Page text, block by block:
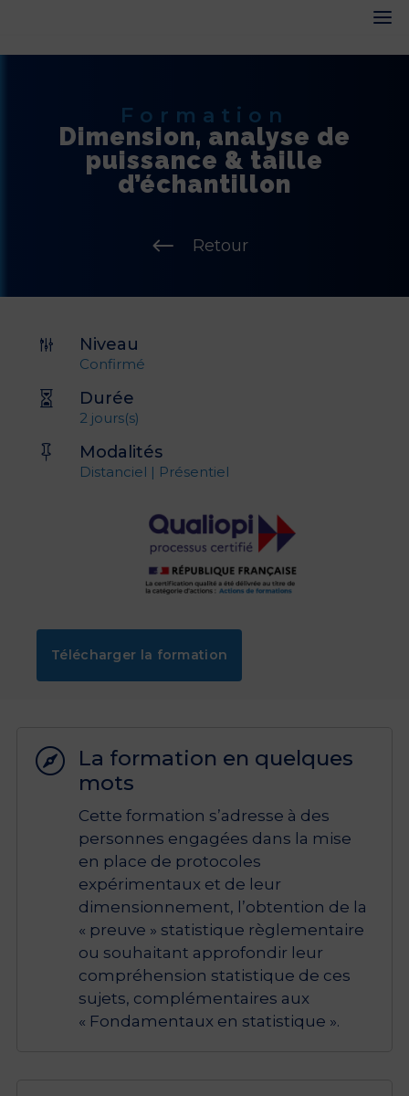
Formation
Dimension, analyse de
puissance & taille
d’échantillon
# Retour
g Niveau
Confirmé
 Durée
2 jours(s)
 Modalités
Distanciel | Présentiel
Télécharger la formation

La formation en quelques
mots
Cette formation s’adresse à des
personnes engagées dans la mise
en place de protocoles
expérimentaux et de leur
dimensionnement, l’obtention de la
« preuve » statistique règlementaire
ou souhaitant approfondir leur
compréhension statistique de ces
sujets, complémentaires aux
« Fondamentaux en statistique ».